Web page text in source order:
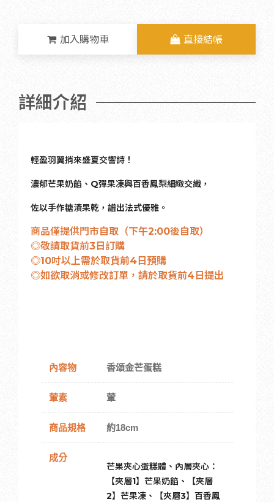
加入購物車 直接結帳
詳細介紹
輕盈羽翼捎來盛夏交響詩！
濃郁芒果奶餡、Q彈果凍與百香鳳梨細緻交織，
佐以手作糖漬果乾，譜出法式優雅。
商品僅提供門市自取（下午2:00後自取）
◎敬請取貨前3日訂購
◎10吋以上需於取貨前4日預購
◎如欲取消或修改訂單，請於取貨前4日提出
內容物 香頌金芒蛋糕
葷素 葷
商品規格 約18cm
成分
芒果夾心蛋糕體、內層夾心：
【夾層1】芒果奶餡、【夾層
2】芒果凍、【夾層3】百香鳳